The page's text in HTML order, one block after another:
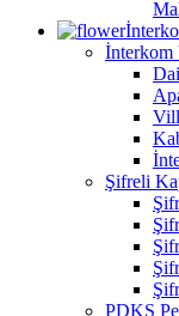
İnterkom
Şifreli
PDKS